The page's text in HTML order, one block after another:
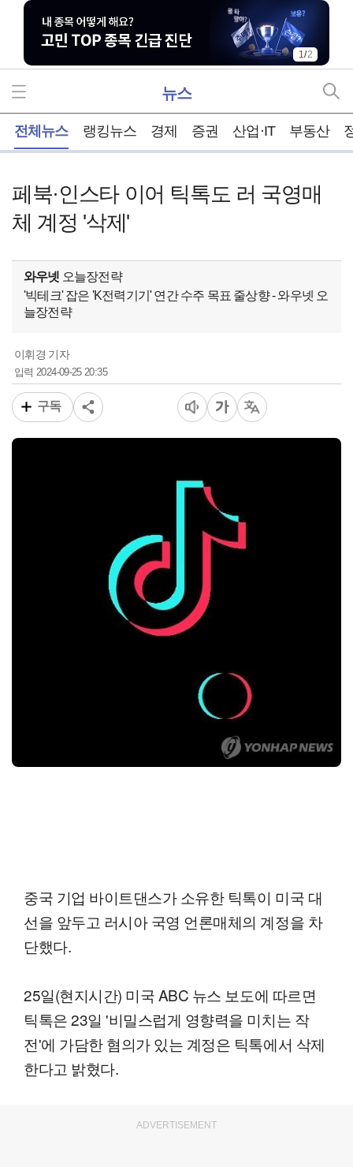
1/2
뉴스
전체뉴스 랭킹뉴스 경제 증권 산업·IT 부동산
페북·인스타 이어 틱톡도 러 국영매
체 계정 '삭제'
와우넷 오늘장전략
'빅테크' 잡은 'K전력기기' 연간 수주 목표 줄상향 - 와우넷 오
늘장전략
이휘경 기자
입력 2024-09-25 20:35
구독
중국 기업 바이트댄스가 소유한 틱톡이 미국 대
선을 앞두고 러시아 국영 언론매체의 계정을 차
단했다.
25일(현지시간) 미국 ABC 뉴스 보도에 따르면
틱톡은 23일 '비밀스럽게 영향력을 미치는 작
전'에 가담한 혐의가 있는 계정은 틱톡에서 삭제
한다고 밝혔다.
ADVERTISEMENT